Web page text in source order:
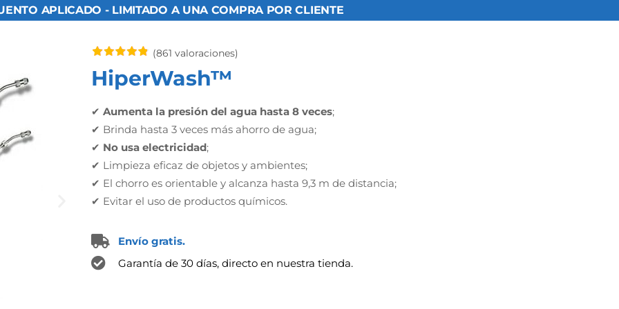
APLICADO - LIMITADO A UNA COMPRA POR CLIENTE​
(861 valoraciones)
HiperWash™
✔ Aumenta la presión del agua hasta 8 veces;
✔ Brinda hasta 3 veces más ahorro de agua;
✔ No usa electricidad;
✔ Limpieza eficaz de objetos y ambientes;
✔ El chorro es orientable y alcanza hasta 9,3 m de distancia;
✔ Evitar el uso de productos químicos.
Envío gratis.
Garantía de 30 días, directo en nuestra tienda.